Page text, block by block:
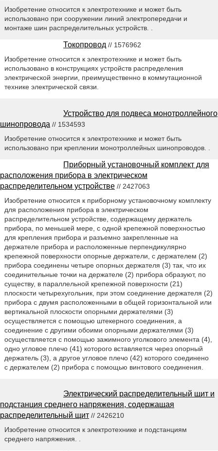
Изобретение относится к электротехнике и может быть
использовано при сооружении линий электропередачи и
монтаже шин распределительных устройств. .
Токопровод // 1576962
Изобретение относится к электротехнике и может быть
использовано в конструкциях устройств распределения
электрической энергии, преимущественно в коммутационной
технике электрической связи.
Устройство для подвеса монотроллейного
шинопровода // 1534593
Изобретение относится к электротехнике и может быть
использовано при креплении монотроллейных шинопроводов. .
Приборный установочный комплект для
расположения прибора в электрическом
распределительном устройстве // 2427063
Изобретение относится к приборному установочному комплекту
для расположения прибора в электрическом
распределительном устройстве, содержащему держатель
прибора, по меньшей мере, с одной крепежной поверхностью
для крепления прибора и разъемно закрепленные на
держателе прибора и расположенные перпендикулярно
крепежной поверхности опорные держатели, с держателем (2)
прибора соединены четыре опорных держателя (3) так, что их
соединительные точки на держателе (2) прибора образуют, по
существу, в параллельной крепежной поверхности (21)
плоскости четырехугольник, при этом соединение держателя (2)
прибора с двумя расположенными в общей горизонтальной или
вертикальной плоскости опорными держателями (3)
осуществляется с помощью штекерного соединения, а
соединение с другими обоими опорными держателями (3)
осуществляется с помощью зажимного уголкового элемента (4),
одно угловое плечо (41) которого вставляется через опорный
держатель (3), а другое угловое плечо (42) которого соединено
с держателем (2) прибора с помощью винтового соединения.
Электрический распределительный щит и
подстанция среднего напряжения, содержащая
распределительный щит // 2426210
Изобретение относится к электротехнике и подстанциям
среднего напряжения. .